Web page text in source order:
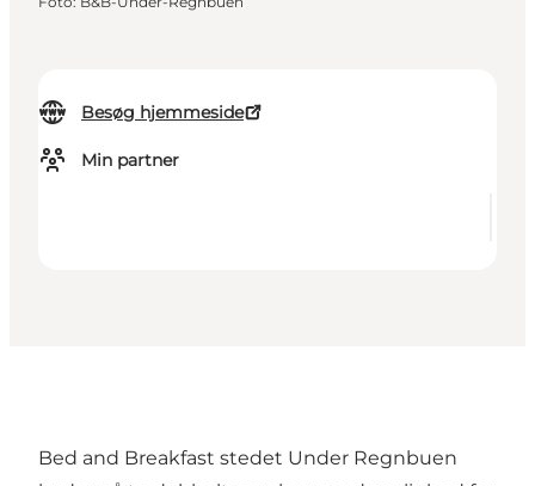
Besøg hjemmeside
Min partner
Bed and Breakfast stedet Under Regnbuen